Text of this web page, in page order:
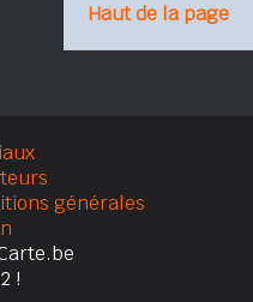
Haut de la page
générales
!